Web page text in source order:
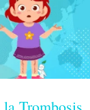
Trombosis